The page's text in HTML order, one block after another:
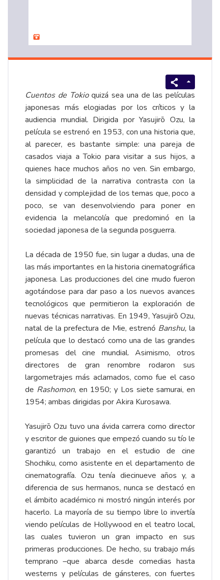
Cuentos de Tokioquizá sea una de las películas
japonesas más elogiadas por los críticos y la
audiencia mundial. Dirigida por Yasujirō Ozu, la
película se estrenó en 1953, con una historia que,
al parecer, es bastante simple: una pareja de
casados viaja a Tokio para visitar a sus hijos, a
quienes hace muchos años no ven. Sin embargo,
la simplicidad de la narrativa contrasta con la
densidad y complejidad de los temas que, poco a
poco, se van desenvolviendo para poner en
evidencia la melancolía que predominó en la
sociedad japonesa de la segunda posguerra.
La década de 1950 fue, sin lugar a dudas, una de
las más importantes en la historia cinematográfica
japonesa. Las producciones del cine mudo fueron
agotándose para dar paso a los nuevos avances
tecnológicos que permitieron la exploración de
nuevas técnicas narrativas. En 1949, Yasujirō Ozu,
natal de la prefectura de Mie, estrenó Banshu, la
película que lo destacó como una de las grandes
promesas del cine mundial. Asimismo, otros
directores de gran renombre rodaron sus
largometrajes más aclamados, como fue el caso
de Rashomon, en 1950; y Los siete samurai, en
1954; ambas dirigidas por Akira Kurosawa.
Yasujirō Ozu tuvo una ávida carrera como director
y escritor de guiones que empezó cuando su tío le
garantizó un trabajo en el estudio de cine
Shochiku, como asistente en el departamento de
cinematografía. Ozu tenía diecinueve años y, a
diferencia de sus hermanos, nunca se destacó en
el ámbito académico ni mostró ningún interés por
hacerlo. La mayoría de su tiempo libre lo invertía
viendo películas de Hollywood en el teatro local,
las cuales tuvieron un gran impacto en sus
primeras producciones. De hecho, su trabajo más
temprano –que abarca desde comedias hasta
westerns y películas de gánsteres, con fuertes